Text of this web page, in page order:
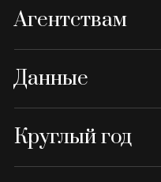
Агентствам
Данные
Круглый год